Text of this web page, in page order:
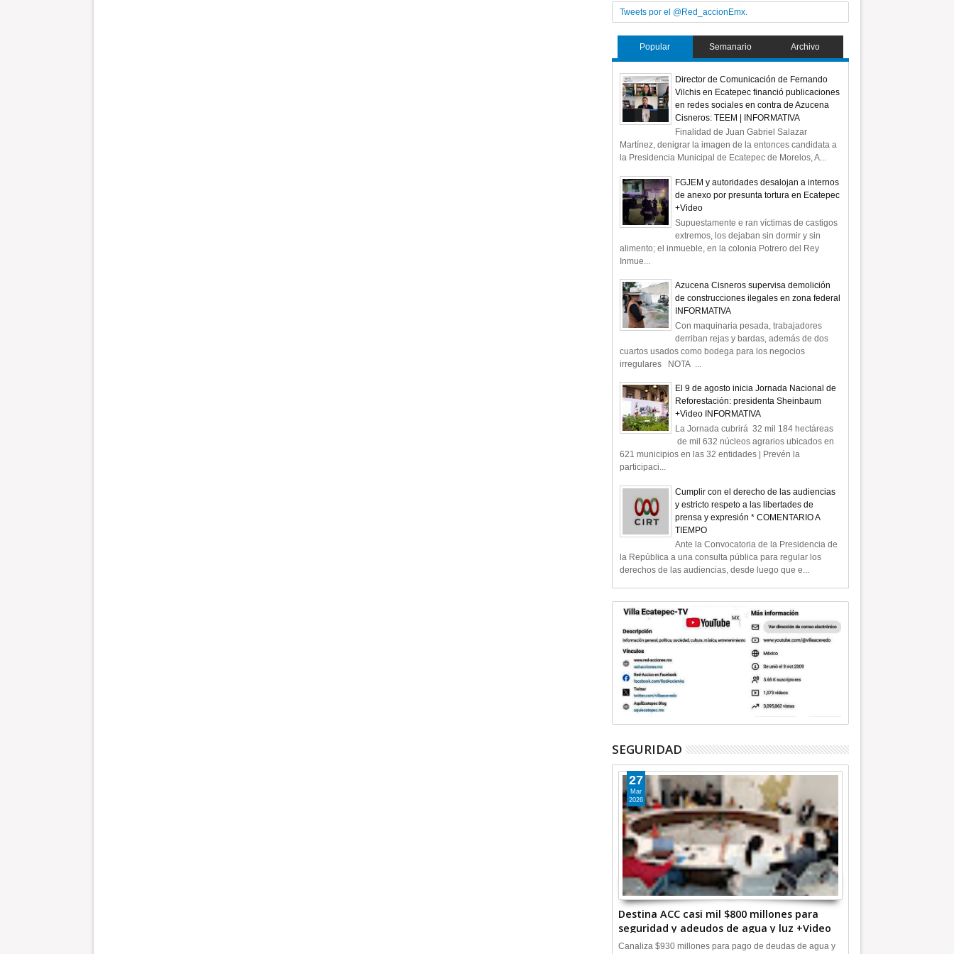
Tweets por el @Red_accionEmx.
Popular Semanario Archivo
Director de Comunicación de Fernando
Vilchis en Ecatepec financió publicaciones
en redes sociales en contra de Azucena
Cisneros: TEEM | INFORMATIVA
Finalidad de Juan Gabriel Salazar
Martínez, denigrar la imagen de la entonces candidata a
la Presidencia Municipal de Ecatepec de Morelos, A...
FGJEM y autoridades desalojan a internos
de anexo por presunta tortura en Ecatepec
+Video
Supuestamente e ran víctimas de castigos
extremos, los dejaban sin dormir y sin
alimento; el inmueble, en la colonia Potrero del Rey
Inmue...
Azucena Cisneros supervisa demolición
de construcciones ilegales en zona federal
INFORMATIVA
Con maquinaria pesada, trabajadores
derriban rejas y bardas, además de dos
cuartos usados como bodega para los negocios
irregulares NOTA ...
El 9 de agosto inicia Jornada Nacional de
Reforestación: presidenta Sheinbaum
+Video INFORMATIVA
La Jornada cubrirá 32 mil 184 hectáreas
de mil 632 núcleos agrarios ubicados en
621 municipios en las 32 entidades | Prevén la
participaci...
Cumplir con el derecho de las audiencias
y estricto respeto a las libertades de
prensa y expresión * COMENTARIO A
TIEMPO
Ante la Convocatoria de la Presidencia de
la República a una consulta pública para regular los
derechos de las audiencias, desde luego que e...
SEGURIDAD
Destina ACC casi mil $800 millones para
seguridad y adeudos de agua y luz +Video
27
Mar
2026
Canaliza $930 millones para pago de deudas de agua y